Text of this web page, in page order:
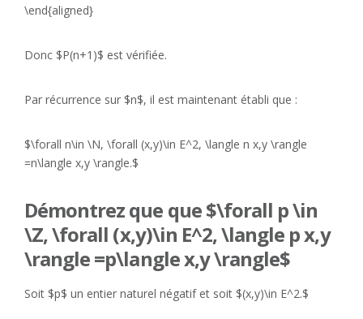
\end{aligned}
Donc $P(n+1)$ est vérifiée.
Par récurrence sur $n$, il est maintenant établi que :
$\forall n\in \N, \forall (x,y)\in E^2, \langle n x,y \rangle
=n\langle x,y \rangle.$
Démontrez que que $\forall p \in
\Z, \forall (x,y)\in E^2, \langle p x,y
\rangle =p\langle x,y \rangle$
Soit $p$ un entier naturel négatif et soit $(x,y)\in E^2.$